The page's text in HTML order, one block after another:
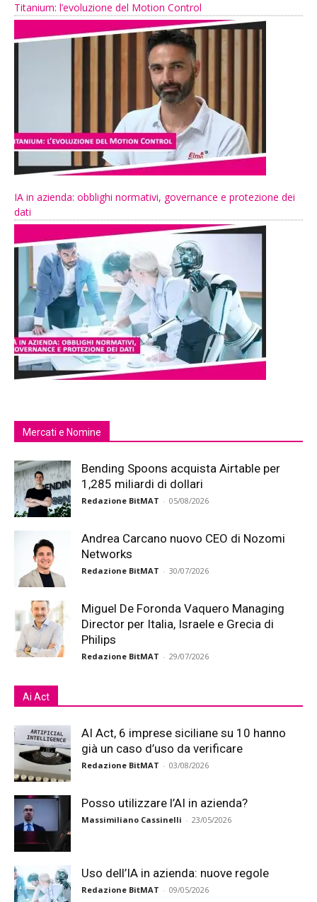
Titanium: l’evoluzione del Motion Control
IA in azienda: obblighi normativi, governance e protezione dei
dati
Mercati e Nomine
Bending Spoons acquista Airtable per
1,285 miliardi di dollari
Redazione BitMAT - 05/08/2026
Andrea Carcano nuovo CEO di Nozomi
Networks
Redazione BitMAT - 30/07/2026
Miguel De Foronda Vaquero Managing
Director per Italia, Israele e Grecia di
Philips
Redazione BitMAT - 29/07/2026
Ai Act
AI Act, 6 imprese siciliane su 10 hanno
già un caso d’uso da verificare
Redazione BitMAT - 03/08/2026
Posso utilizzare l’AI in azienda?
Massimiliano Cassinelli - 23/05/2026
Uso dell’IA in azienda: nuove regole
Redazione BitMAT - 09/05/2026